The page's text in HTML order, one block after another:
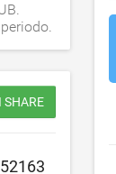
SHARE